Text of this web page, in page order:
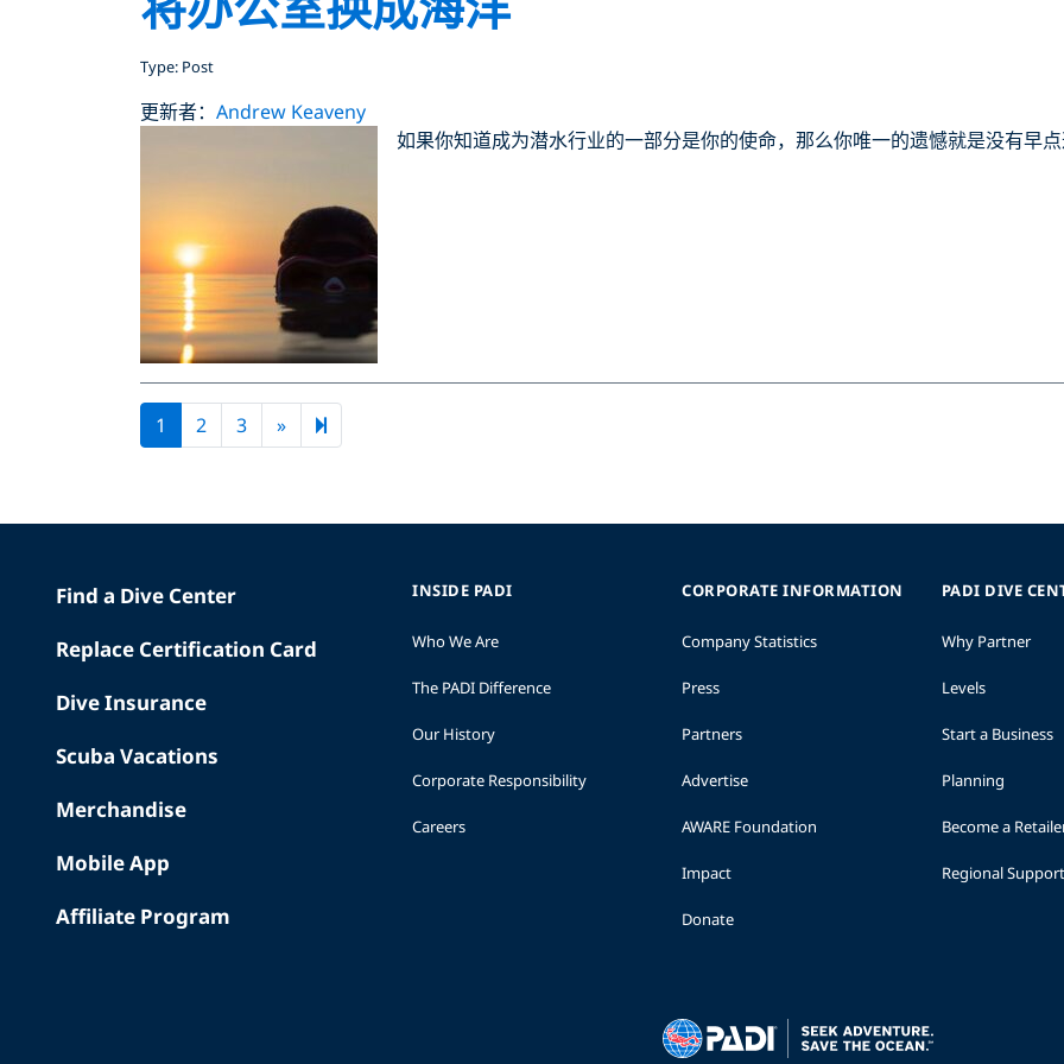
Type: Post
更新者： Andrew Keaveny
如果你知道成为潜水行业的一部分是你的使命，那么你唯一的遗憾就是没有早
1 2 3 »Next page
8
Find a Dive Center
Replace Certification Card
Dive Insurance
Scuba Vacations
Merchandise
Mobile App
Affiliate Program
INSIDE PADI
Who We Are
The PADI Difference
Our History
Corporate Responsibility
Careers
CORPORATE INFORMATION
Company Statistics
Press
Partners
Advertise
AWARE Foundation
Impact
Donate
PADI DIVE
Why Partner
Levels
Start a Business
Planning
Become a
Regional Support